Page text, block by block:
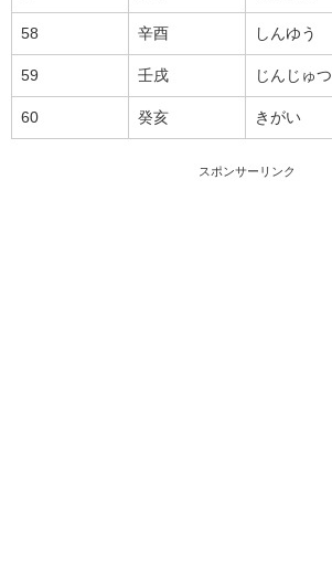
58 辛酉 しんゆう
59 壬戌 じんじゅつ
60 癸亥 きがい
スポンサーリンク